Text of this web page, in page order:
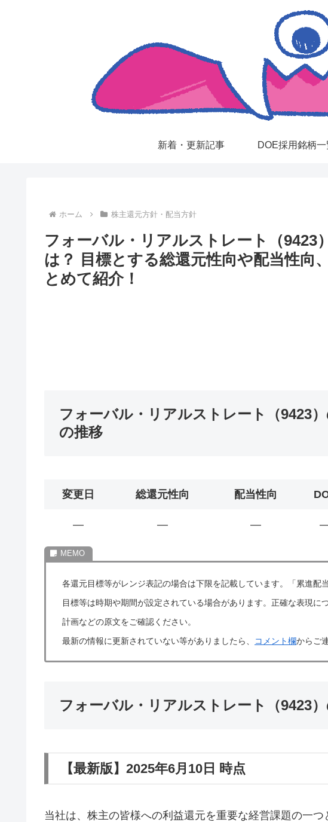
新着・更新記事 DOE採用銘柄一
ホーム 株主還元方針・配当方針
フォーバル・リアルストレート（9423
は？ 目標とする総還元性向や配当性向
とめて紹介！
フォーバル・リアルストレート（9423
の推移
変更日 総還元性向 配当性向
― ― ―
各還元目標等がレンジ表記の場合は下限を記載しています。「累進配
目標等は時期や期間が設定されている場合があります。正確な表現に
計画などの原文をご確認ください。
最新の情報に更新されていない等がありましたら、
コメント欄からご
フォーバル・リアルストレート（9423
【最新版】2025年6月10日 時点
当社は、株主の皆様への利益還元を重要な経営課題の一